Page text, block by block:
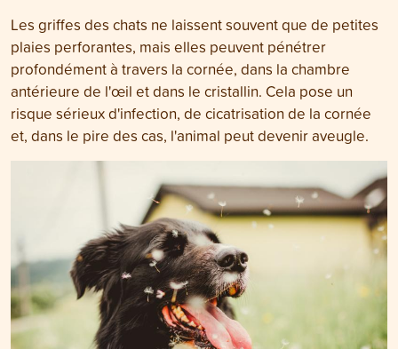
Les griffes des chats ne laissent souvent que de petites
plaies perforantes, mais elles peuvent pénétrer
profondément à travers la cornée, dans la chambre
antérieure de l'œil et dans le cristallin. Cela pose un
risque sérieux d'infection, de cicatrisation de la cornée
et, dans le pire des cas, l'animal peut devenir aveugle.